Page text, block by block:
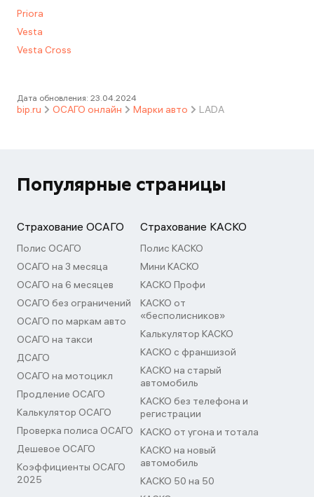
Priora
Vesta
Vesta Cross
Дата обновления: 23.04.2024
bip.ru ОСАГО онлайн Марки авто LADA
Популярные страницы
Страхование ОСАГО
Полис ОСАГО
ОСАГО на 3 месяца
ОСАГО на 6 месяцев
ОСАГО без ограничений
ОСАГО по маркам авто
ОСАГО на такси
ДСАГО
ОСАГО на мотоцикл
Продление ОСАГО
Калькулятор ОСАГО
Проверка полиса ОСАГО
Дешевое ОСАГО
Коэффициенты ОСАГО
2025
Страхование КАСКО
Полис КАСКО
Мини КАСКО
КАСКО Профи
КАСКО от
«бесполисников»
Калькулятор КАСКО
КАСКО с франшизой
КАСКО на старый
автомобиль
КАСКО без телефона и
регистрации
КАСКО от угона и тотала
КАСКО на новый
автомобиль
КАСКО 50 на 50